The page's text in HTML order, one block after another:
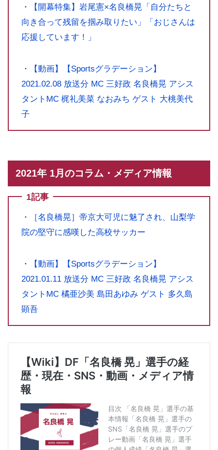
・
【開幕特集】岩尾憲×名良橋晃「自分たちと
向き合って残留を掴み取りたい」「おじさんは
応援しています！」
・
【動画】【‪‎Sportsグラデーション】
2021.02.08 放送分 MC 三好政 名良橋晃 アシス
タントMC 梶礼美菜 なおみち ゲスト 大桃美代
子
2021年 1月のコラム・メディア情報
1記事
・
［名良橋晃］帝京大可児に魅了され、山梨学
院の堅守に感嘆した高校サッカー
・
【動画】【‪‎Sportsグラデーション】
2021.01.11 放送分 MC 三好政 名良橋晃 アシス
タントMC 橘亜沙美 島田あゆみ ゲスト 多久島
顕吾